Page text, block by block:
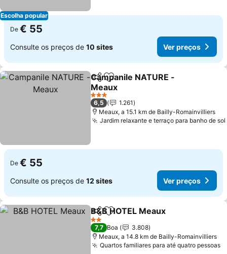
Escolha popular
De € 55
Consulte os preços de 10 sites Ver preços
PartilharAdicionar aos favoritos
Campanile NATURE -
Meaux
3 Estrelas
6,5
1.261
Meaux, a 15.1 km de Bailly-Romainvilliers
Jardim relaxante e terraço para banho de sol
De € 55
Consulte os preços de 12 sites Ver preços
PartilharAdicionar aos favoritos
B&B HOTEL Meaux
2 Estrelas
7,7 Boa
3.808
Meaux, a 14.8 km de Bailly-Romainvilliers
Quartos familiares para até quatro pessoas